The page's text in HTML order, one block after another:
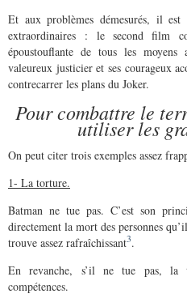
Et aux problèmes démesurés, il est
extraordinaires : le second film
époustouflante de tous les
valeureux justicier et ses courageux
contrecarrer les plans du Joker.
Pour combattre le
utiliser les
On peut citer trois exemples assez
1- La torture.
Batman ne tue pas. C’est son
directement la mort des personnes
trouve assez rafraîchissant3.
En revanche, s’il ne tue pas, la
compétences.